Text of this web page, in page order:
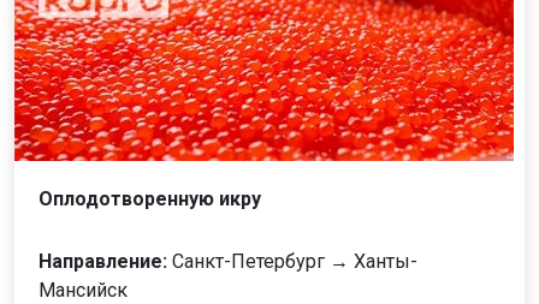
Оплодотворенную икру
Направление: Санкт-Петербург → Ханты-
Мансийск